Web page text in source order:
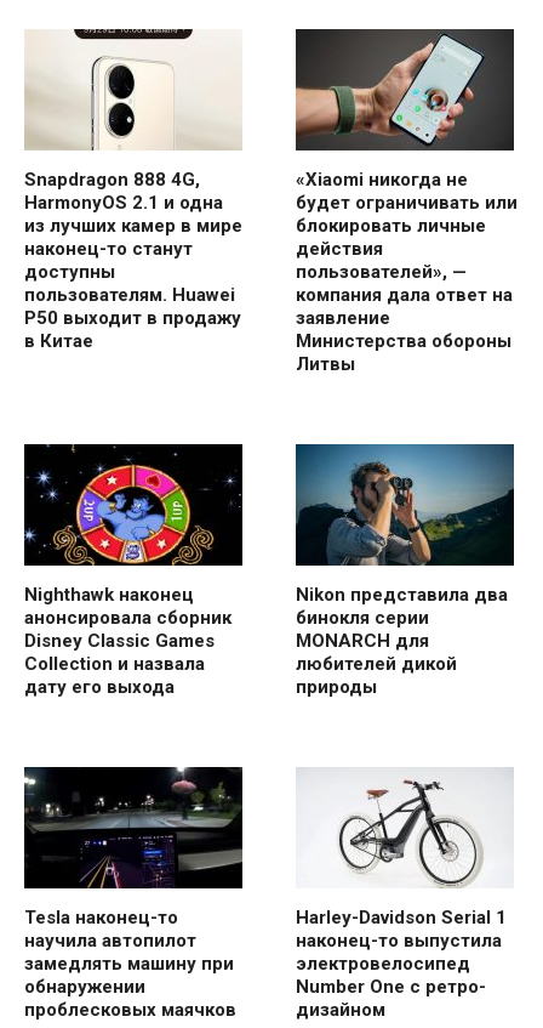
Snapdragon 888 4G,
HarmonyOS 2.1 и одна
из лучших камер в мире
наконец-то станут
доступны
пользователям. Huawei
P50 выходит в продажу
в Китае
«Xiaomi никогда не
будет ограничивать или
блокировать личные
действия
пользователей», —
компания дала ответ на
заявление
Министерства обороны
Литвы
Nighthawk наконец
анонсировала сборник
Disney Classic Games
Collection и назвала
дату его выхода
Nikon представила два
бинокля серии
MONARCH для
любителей дикой
природы
Tesla наконец-то
научила автопилот
замедлять машину при
обнаружении
проблесковых маячков
Harley-Davidson Serial 1
наконец-то выпустила
электровелосипед
Number One с ретро-
дизайном